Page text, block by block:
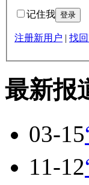
记住我
注册新用户 找
最新报
03-15
11-12